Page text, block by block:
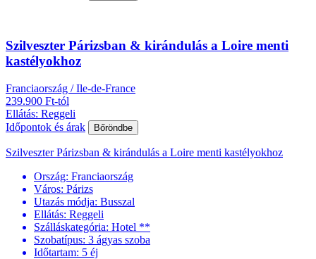
Szilveszter Párizsban & kirándulás a Loire menti
kastélyokhoz
Franciaország / Ile-de-France
239.900 Ft-tól
Ellátás: Reggeli
Időpontok és árak
Bőröndbe
Szilveszter Párizsban & kirándulás a Loire menti kastélyokhoz
Ország: Franciaország
Város: Párizs
Utazás módja: Busszal
Ellátás: Reggeli
Szálláskategória: Hotel **
Szobatípus: 3 ágyas szoba
Időtartam: 5 éj